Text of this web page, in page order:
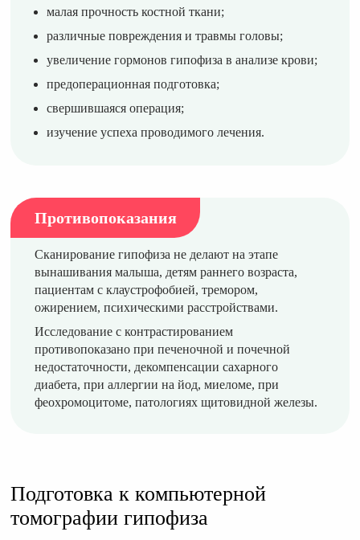
малая прочность костной ткани;
различные повреждения и травмы головы;
увеличение гормонов гипофиза в анализе крови;
предоперационная подготовка;
свершившаяся операция;
изучение успеха проводимого лечения.
Противопоказания
Сканирование гипофиза не делают на этапе
вынашивания малыша, детям раннего возраста,
пациентам с клаустрофобией, тремором,
ожирением, психическими расстройствами.
Исследование с контрастированием
противопоказано при печеночной и почечной
недостаточности, декомпенсации сахарного
диабета, при аллергии на йод, миеломе, при
феохромоцитоме, патологиях щитовидной железы.
Подготовка к компьютерной
томографии гипофиза